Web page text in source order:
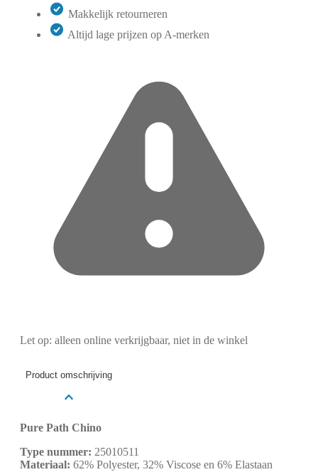
Makkelijk retourneren
Altijd lage prijzen op A-merken
Let op: alleen online verkrijgbaar, niet in de winkel
Product omschrijving
Pure Path Chino
Type nummer: 25010511
Materiaal: 62% Polyester, 32% Viscose en 6% Elastaan